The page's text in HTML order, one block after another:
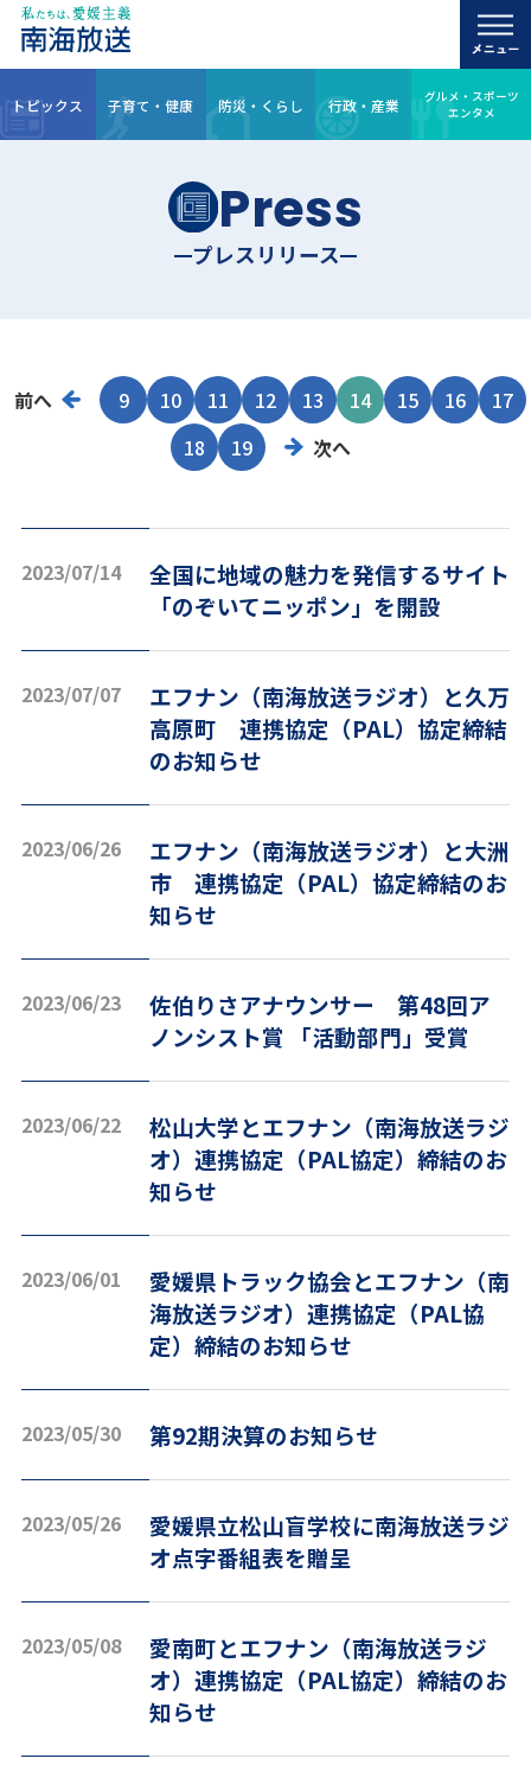
トピックス 子育て・健康 防災・くらし 行政・産業
グルメ・スポーツ
エンタメ
Press
プレスリリース
前へ 9 10 11 12 13 14 15 16
17
18
19 次へ
2023/07/14
全国に地域の魅力を発信するサイト
「のぞいてニッポン」を開設
2023/07/07
エフナン（南海放送ラジオ）と久万
高原町 連携協定（PAL）協定締結
のお知らせ
2023/06/26
エフナン（南海放送ラジオ）と大洲
市 連携協定（PAL）協定締結のお
知らせ
2023/06/23
佐伯りさアナウンサー 第48回ア
ノンシスト賞 「活動部門」受賞
2023/06/22
松山大学とエフナン（南海放送ラジ
オ）連携協定（PAL協定）締結のお
知らせ
2023/06/01
愛媛県トラック協会とエフナン（南
海放送ラジオ）連携協定（PAL協
定）締結のお知らせ
2023/05/30 第92期決算のお知らせ
2023/05/26
愛媛県立松山盲学校に南海放送ラジ
オ点字番組表を贈呈
2023/05/08
愛南町とエフナン（南海放送ラジ
オ）連携協定（PAL協定）締結のお
知らせ